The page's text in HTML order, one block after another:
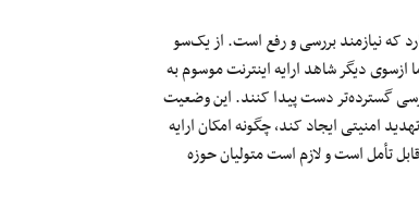
که نیازمند بررسی و رفع است. از یک‌سو
دیگر شاهد ارایه اینترنت موسوم به
گسترده‌تر دست پیدا کنند. این وضعیت
امنیتی ایجاد کند، چگونه امکان ارایه
تأمل است و لازم است متولیان حوزه